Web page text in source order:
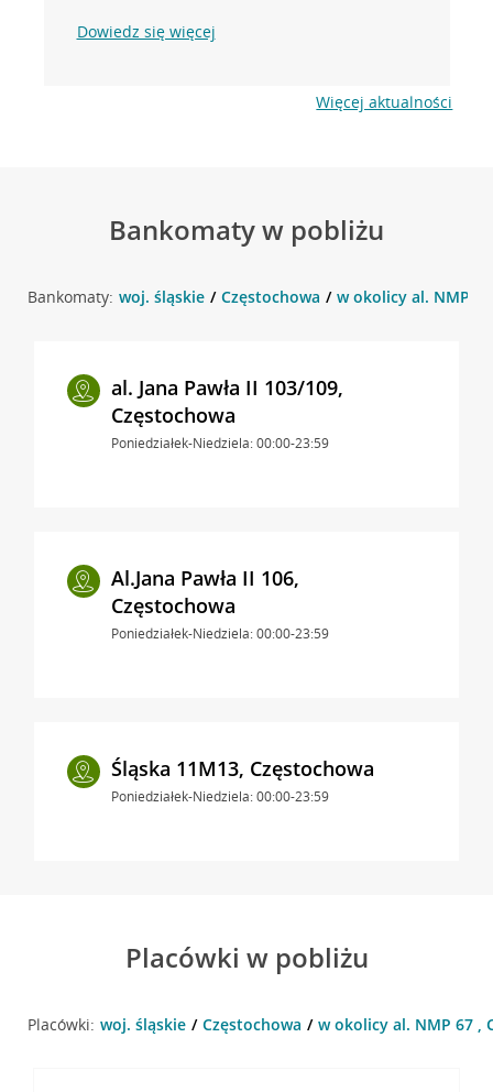
Dowiedz się więcej
Więcej aktualności
Bankomaty w pobliżu
Bankomaty: woj. śląskie Częstochowa w okolicy al. NMP
al. Jana Pawła II 103/109,
Częstochowa
Poniedziałek-Niedziela: 00:00-23:59
Al.Jana Pawła II 106,
Częstochowa
Poniedziałek-Niedziela: 00:00-23:59
Śląska 11M13, Częstochowa
Poniedziałek-Niedziela: 00:00-23:59
Placówki w pobliżu
Placówki: woj. śląskie Częstochowa w okolicy al. NMP 67 ,